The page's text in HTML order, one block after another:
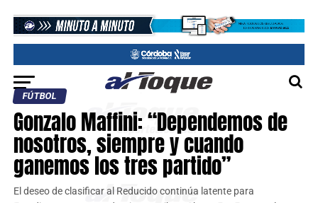
FÚTBOL
Gonzalo Maffini: “Dependemos de
nosotros, siempre y cuando
ganemos los tres partido”
El deseo de clasificar al Reducido continúa latente para